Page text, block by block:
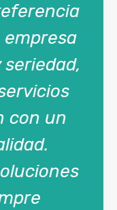
con un